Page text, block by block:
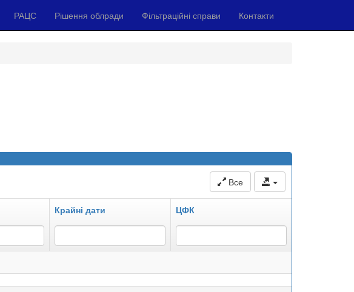
РАЦС Рішення облради Фільтраційні справи Контакти
Все
Крайні дати ЦФК